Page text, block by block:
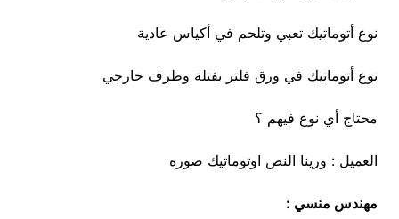
نوع أتوماتيك تعبي وتلحم في أكياس عادية
نوع أتوماتيك في ورق فلتر بفتلة وظرف خارجي
محتاج أي نوع فيهم ؟
العميل : ورينا النص اوتوماتيك صوره
مهندس منسي :